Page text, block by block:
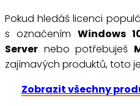
Pokud hledáš licenci
s označením Windows
Server nebo potřebuješ
zajímavých produktů, toto je
Zobrazit všechny